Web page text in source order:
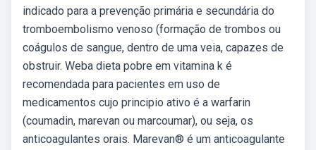
indicado para a prevenção primária e secundária do
tromboembolismo venoso (formação de trombos ou
coágulos de sangue, dentro de uma veia, capazes de
obstruir. Weba dieta pobre em vitamina k é
recomendada para pacientes em uso de
medicamentos cujo principio ativo é a warfarin
(coumadin, marevan ou marcoumar), ou seja, os
anticoagulantes orais. Marevan® é um anticoagulante